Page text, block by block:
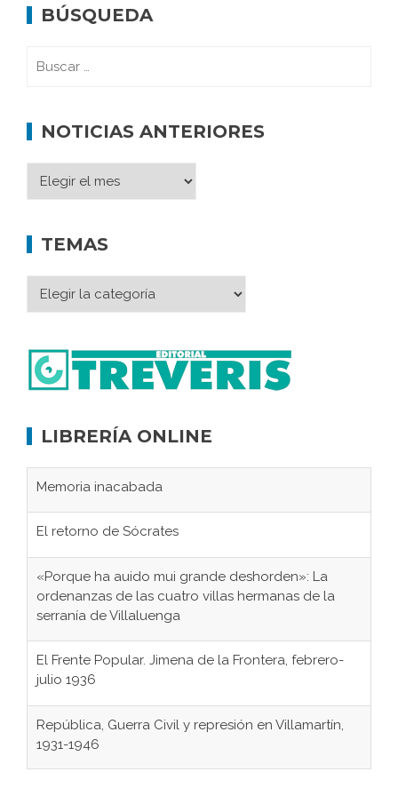
BÚSQUEDA
NOTICIAS ANTERIORES
TEMAS
LIBRERÍA ONLINE
Memoria inacabada
El retorno de Sócrates
«Porque ha auido mui grande deshorden»: La
ordenanzas de las cuatro villas hermanas de la
serranía de Villaluenga
El Frente Popular. Jimena de la Frontera, febrero-
julio 1936
República, Guerra Civil y represión en Villamartín,
1931-1946